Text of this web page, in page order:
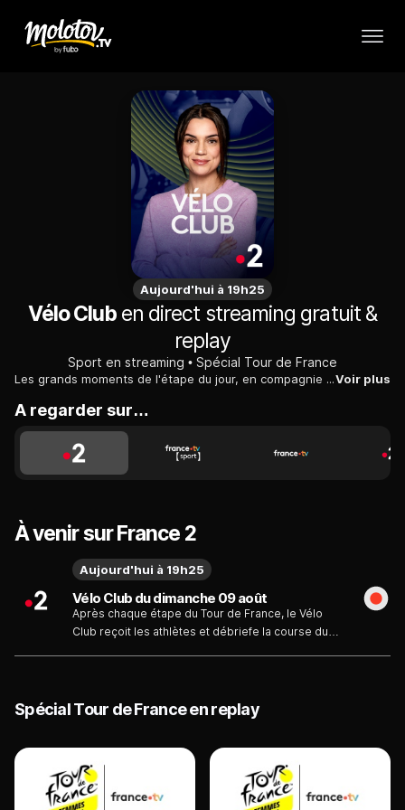
Aujourd'hui à 19h25
Vélo Cluben direct streaming gratuit &
replay
Sport en streaming Spécial Tour de France
Les grands moments de l'étape du jour, en compagnie d'invités.Voir plus
A regarder sur…
À venir sur France 2
Vélo Club du dimanche 09 août
Après chaque étape du Tour de France, le Vélo
Club reçoit les athlètes et débriefe la course du
Aujourd'hui à 19h25
Spécial Tour de France en replay